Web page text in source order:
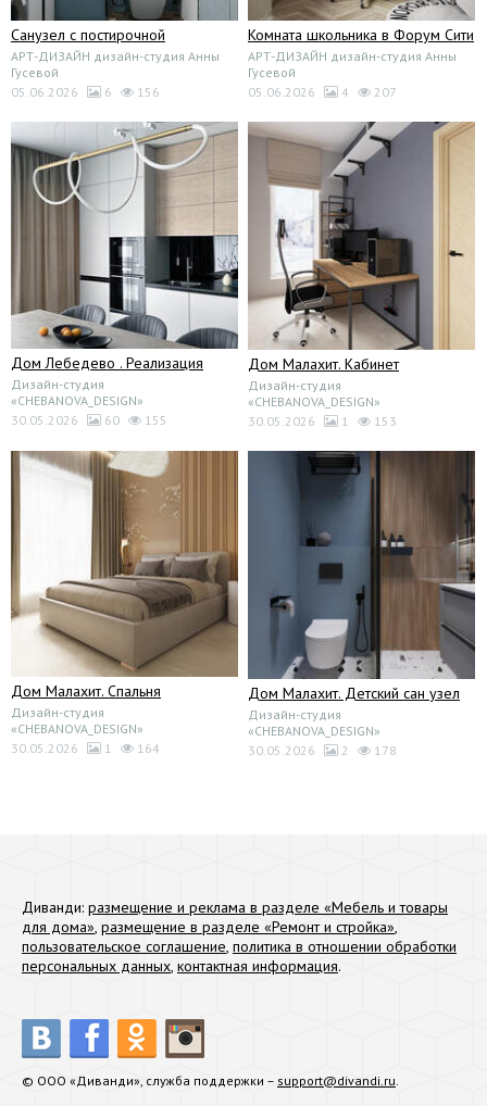
Санузел с постирочной
АРТ-ДИЗАЙН дизайн-студия Анны
Гусевой
05.06.2026
6 156
Комната школьника в Форум Сити
АРТ-ДИЗАЙН дизайн-студия Анны
Гусевой
05.06.2026
4 207
Дом Лебедево . Реализация
Дизайн-студия
«CHEBANOVA_DESIGN»
30.05.2026
60 155
Дом Малахит. Кабинет
Дизайн-студия
«CHEBANOVA_DESIGN»
30.05.2026
1 153
Дом Малахит. Спальня
Дизайн-студия
«CHEBANOVA_DESIGN»
30.05.2026
1 164
Дом Малахит. Детский сан узел
Дизайн-студия
«CHEBANOVA_DESIGN»
30.05.2026
2 178
Диванди: размещение и реклама в разделе «Мебель и товары
для дома», размещение в разделе «Ремонт и стройка»,
пользовательское соглашение, политика в отношении обработки
персональных данных, контактная информация.
© ООО «Диванди», служба поддержки – support@divandi.ru.